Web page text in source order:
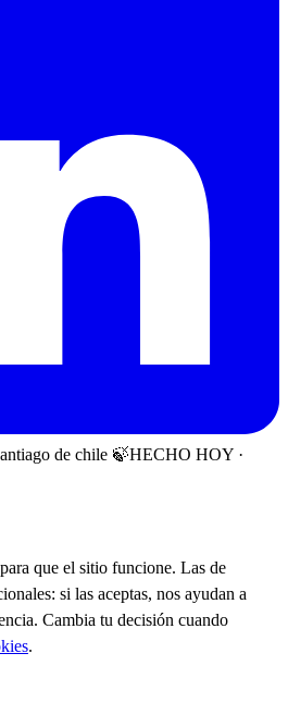
de chile 🍃HECHO HOY ·
que el sitio funcione. Las de
si las aceptas, nos ayudan a
Cambia tu decisión cuando
.